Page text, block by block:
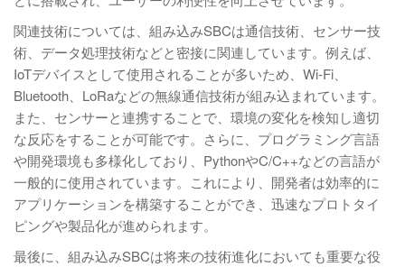
関連技術については、組み込みSBCは通信技術、センサー技
術、データ処理技術などと密接に関連しています。例えば、
IoTデバイスとして使用されることが多いため、Wi-Fi、
Bluetooth、LoRaなどの無線通信技術が組み込まれています。
また、センサーと連携することで、環境の変化を検知し適切
な反応をすることが可能です。さらに、プログラミング言語
や開発環境も多様化しており、PythonやC/C++などの言語が
一般的に使用されています。これにより、開発者は効率的に
アプリケーションを構築することができ、迅速なプロトタイ
ピングや製品化が進められます。
最後に、組み込みSBCは将来の技術進化においても重要な役